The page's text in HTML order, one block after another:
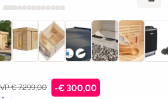
€ 7.299,00 -€ 300,00